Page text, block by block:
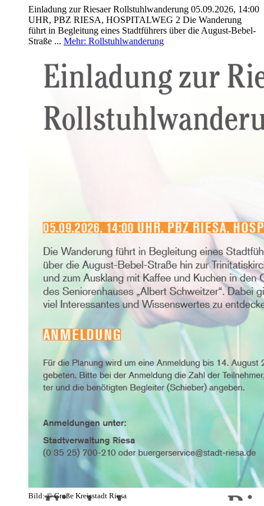
Einladung zur Riesaer Rollstuhlwanderung 05.09.2026, 14:00
UHR, PBZ RIESA, HOSPITALWEG 2 Die Wanderung
führt in Begleitung eines Stadtführers über die August-Bebel-
Straße ... Mehr: Rollstuhlwanderung
Bild:© Große Kreisstadt Riesa